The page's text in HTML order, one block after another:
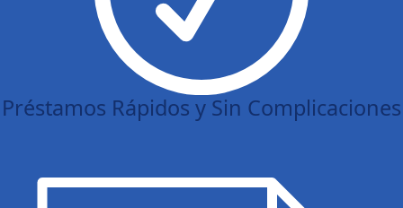
Préstamos Rápidos y Sin Complicaciones